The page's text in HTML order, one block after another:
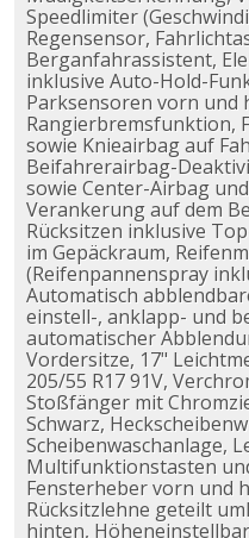
Speedlimiter
Regensensor,
Berganfahrassistent,
inklusive Auto-Hold-
Parksensoren vorn und
Rangierbremsfunktion,
sowie Knieairbag auf
Beifahrerairbag-
sowie Center-Airbag
Verankerung auf dem
Rücksitzen inklusive
im Gepäckraum,
(Reifenpannenspray
Automatisch
einstell-, anklapp- und
automatischer
Vordersitze, 17"
205/55 R17 91V,
Stoßfänger mit
Schwarz,
Scheibenwaschanlage,
Multifunktionstasten
Fensterheber vorn und
Rücksitzlehne geteilt
hinten,